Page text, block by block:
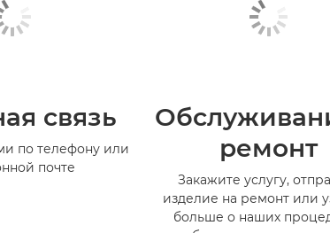
связь
по телефону или
почте
ремонт
Закажите услугу,
изделие на ремонт или
больше о наших